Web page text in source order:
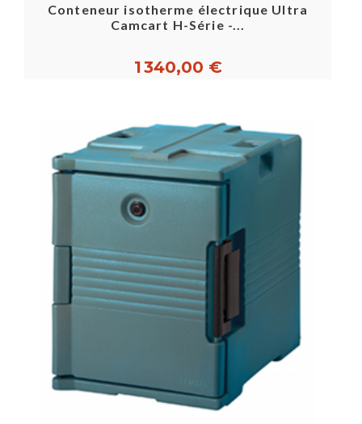
Conteneur isotherme électrique Ultra
Camcart H-Série -...
1 340,00 €